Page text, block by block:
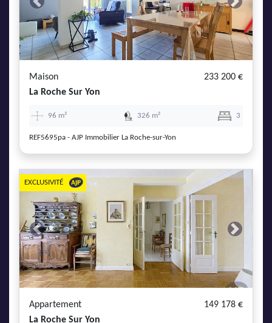
Previous Next
Maison
233 200 €
La Roche Sur Yon
96 m² 326 m² 3
REF5695pa - AJP Immobilier La Roche-sur-Yon
Previous Next
EXCLUSIVITÉ
Appartement
149 178 €
La Roche Sur Yon